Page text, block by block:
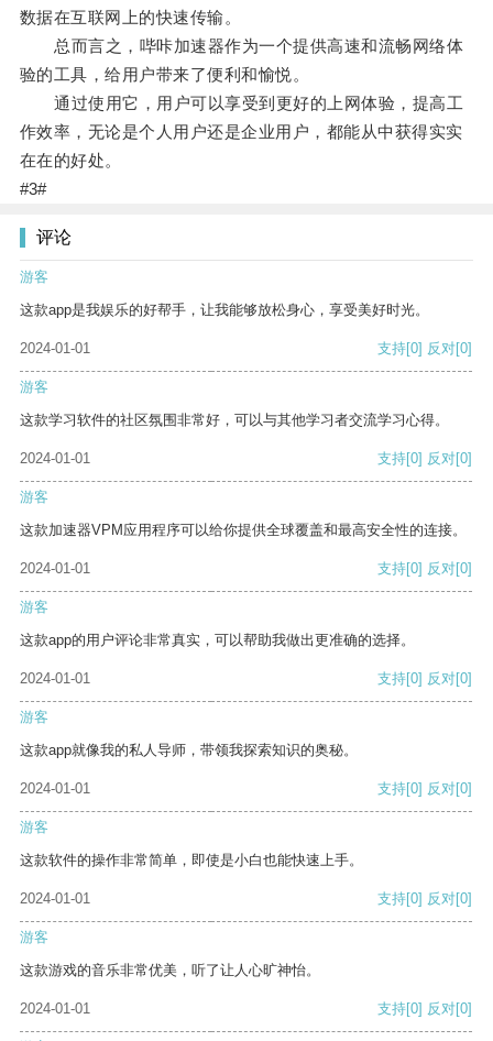
数据在互联网上的快速传输。
总而言之，哔咔加速器作为一个提供高速和流畅网络体
验的工具，给用户带来了便利和愉悦。
通过使用它，用户可以享受到更好的上网体验，提高工
作效率，无论是个人用户还是企业用户，都能从中获得实实
在在的好处。
#3#
评论
游客
这款app是我娱乐的好帮手，让我能够放松身心，享受美好时光。
2024-01-01 支持[0] 反对[0]
游客
这款学习软件的社区氛围非常好，可以与其他学习者交流学习心得。
2024-01-01 支持[0] 反对[0]
游客
这款加速器VPM应用程序可以给你提供全球覆盖和最高安全性的连接。
2024-01-01 支持[0] 反对[0]
游客
这款app的用户评论非常真实，可以帮助我做出更准确的选择。
2024-01-01 支持[0] 反对[0]
游客
这款app就像我的私人导师，带领我探索知识的奥秘。
2024-01-01 支持[0] 反对[0]
游客
这款软件的操作非常简单，即使是小白也能快速上手。
2024-01-01 支持[0] 反对[0]
游客
这款游戏的音乐非常优美，听了让人心旷神怡。
2024-01-01 支持[0] 反对[0]